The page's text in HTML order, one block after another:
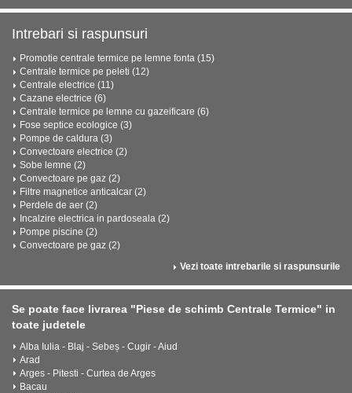
Intrebari si raspunsuri
Promotie centrale termice pe lemne fonta (15)
Centrale termice pe peleti (12)
Centrale electrice (11)
Cazane electrice (6)
Centrale termice pe lemne cu gazeificare (6)
Fose septice ecologice (3)
Pompe de caldura (3)
Convectoare electrice (2)
Sobe lemne (2)
Convectoare pe gaz (2)
Filtre magnetice anticalcar (2)
Perdele de aer (2)
Incalzire electrica in pardoseala (2)
Pompe piscine (2)
Convectoare pe gaz (2)
Vezi toate intrebarile si raspunsurile
Se poate face livrarea "Piese de schimb Centrale Termice" in
toate judetele
Alba Iulia - Blaj - Sebeș - Cugir - Aiud
Arad
Arges - Pitesti - Curtea de Arges
Bacau